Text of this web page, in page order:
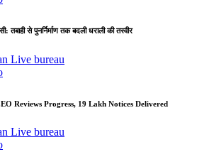
तबाही से पुनर्निर्माण तक बदली धराली की तस्वीर
Live bureau
Reviews Progress, 19 Lakh Notices Delivered
Live bureau